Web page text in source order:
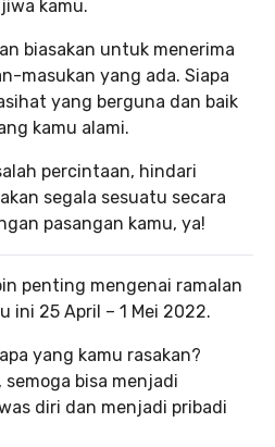
kamu.
biasakan untuk menerima
masukan yang ada. Siapa
yang berguna dan baik
kamu alami.
percintaan, hindari
segala sesuatu secara
pasangan kamu, ya!
penting mengenai ramalan
ini 25 April – 1 Mei 2022.
yang kamu rasakan?
bisa menjadi
diri dan menjadi pribadi